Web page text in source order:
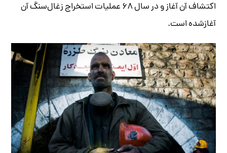
اکتشاف آن آغاز و در سال ۶۸ عملیات استخراج زغال‌سنگ آن
آغازشده است.